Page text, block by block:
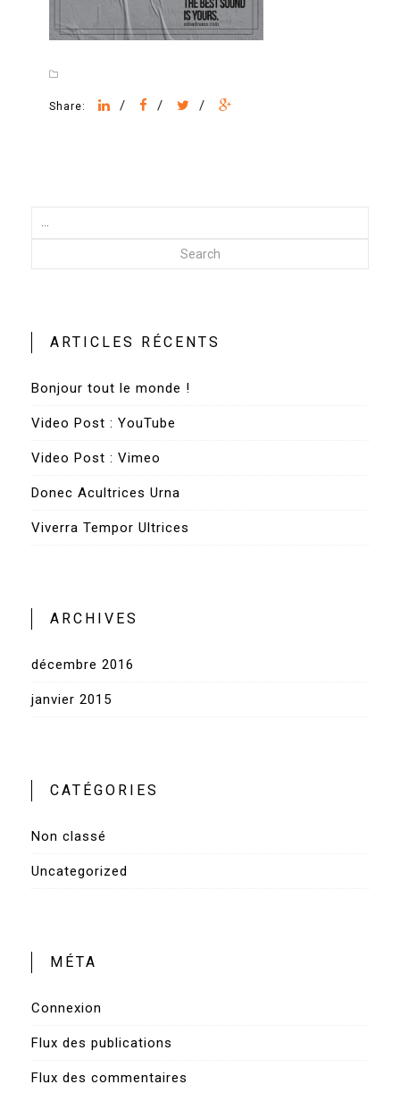
Share: / / /
Search
ARTICLES RÉCENTS
Bonjour tout le monde !
Video Post : YouTube
Video Post : Vimeo
Donec Acultrices Urna
Viverra Tempor Ultrices
ARCHIVES
décembre 2016
janvier 2015
CATÉGORIES
Non classé
Uncategorized
MÉTA
Connexion
Flux des publications
Flux des commentaires